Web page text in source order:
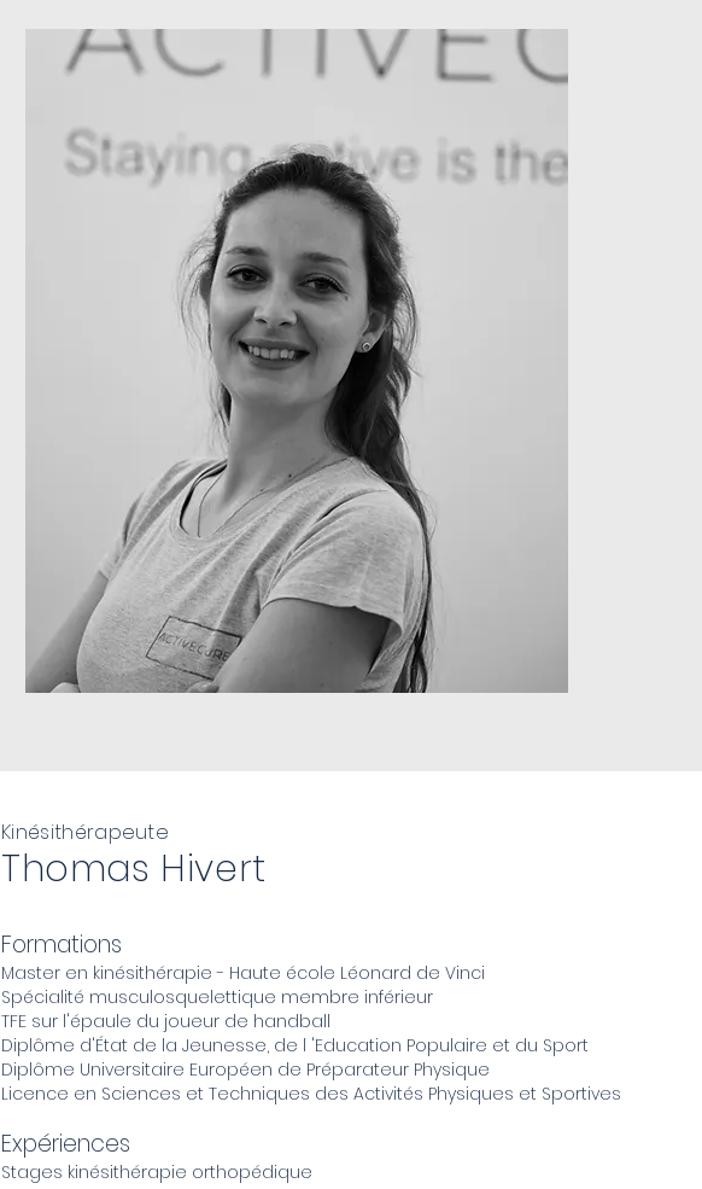
Thomas Hivert
Kinésithérapeute
Formations
Master en kinésithérapie - Haute école Léonard de Vinci
Spécialité musculosquelettique membre inférieur
TFE sur l'épaule du joueur de handball
Diplôme d'État de la Jeunesse, de l 'Education Populaire et du Sport
Diplôme Universitaire Européen de Préparateur Physique
Licence en Sciences et Techniques des Activités Physiques et Sportives
Expériences
Stages kinésithérapie orthopédique